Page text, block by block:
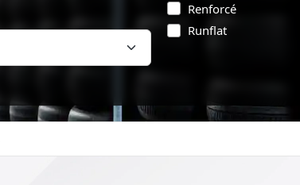
Renforcé
Runflat